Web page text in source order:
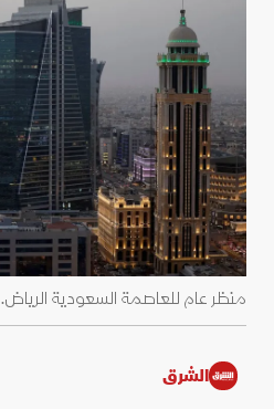
منظر عام للعاصمة السعودية الرياض. 28 مايو 2025 - Reuters
الشرق